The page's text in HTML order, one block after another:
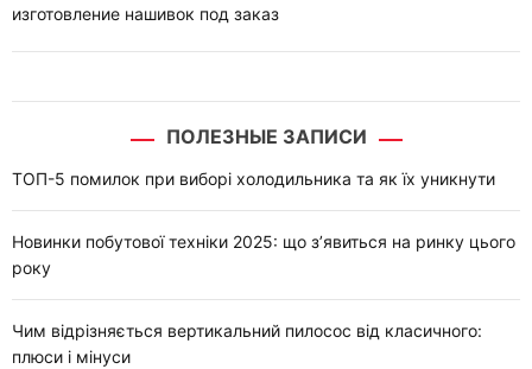
изготовление нашивок под заказ
ПОЛЕЗНЫЕ ЗАПИСИ
ТОП-5 помилок при виборі холодильника та як їх уникнути
Новинки побутової техніки 2025: що з’явиться на ринку цього
року
Чим відрізняється вертикальний пилосос від класичного:
плюси і мінуси